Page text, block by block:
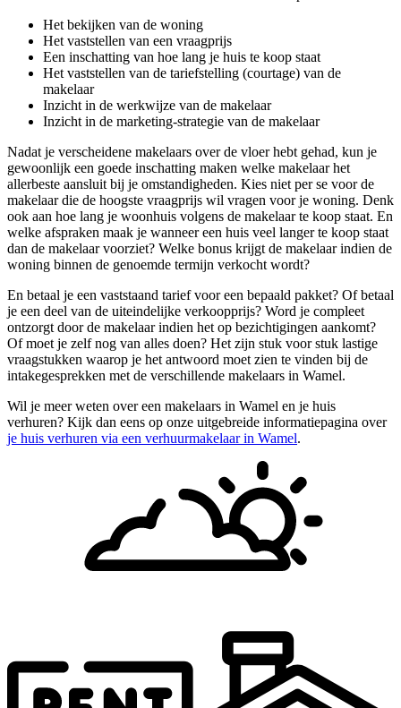
Het bekijken van de woning
Het vaststellen van een vraagprijs
Een inschatting van hoe lang je huis te koop staat
Het vaststellen van de tariefstelling (courtage) van de
makelaar
Inzicht in de werkwijze van de makelaar
Inzicht in de marketing-strategie van de makelaar
Nadat je verscheidene makelaars over de vloer hebt gehad, kun je
gewoonlijk een goede inschatting maken welke makelaar het
allerbeste aansluit bij je omstandigheden. Kies niet per se voor de
makelaar die de hoogste vraagprijs wil vragen voor je woning. Denk
ook aan hoe lang je woonhuis volgens de makelaar te koop staat. En
welke afspraken maak je wanneer een huis veel langer te koop staat
dan de makelaar voorziet? Welke bonus krijgt de makelaar indien de
woning binnen de genoemde termijn verkocht wordt?
En betaal je een vaststaand tarief voor een bepaald pakket? Of betaal
je een deel van de uiteindelijke verkoopprijs? Word je compleet
ontzorgt door de makelaar indien het op bezichtigingen aankomt?
Of moet je zelf nog van alles doen? Het zijn stuk voor stuk lastige
vraagstukken waarop je het antwoord moet zien te vinden bij de
intakegesprekken met de verschillende makelaars in Wamel.
Wil je meer weten over een makelaars in Wamel en je huis
verhuren? Kijk dan eens op onze uitgebreide informatiepagina over
je huis verhuren via een verhuurmakelaar in Wamel.